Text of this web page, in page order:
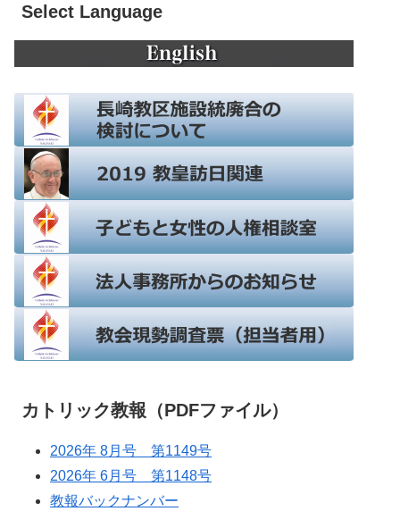
Select Language
カトリック教報（PDFファイル）
2026年 8月号 第1149号
2026年 6月号 第1148号
教報バックナンバー